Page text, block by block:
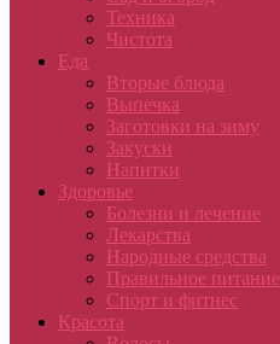
Техника
Чистота
Еда
Вторые блюда
Выпечка
Заготовки на зиму
Закуски
Напитки
Здоровье
Болезни и лечение
Лекарства
Народные средства
Правильное питание
Спорт и фитнес
Красота